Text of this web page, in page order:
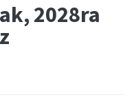
2028ra